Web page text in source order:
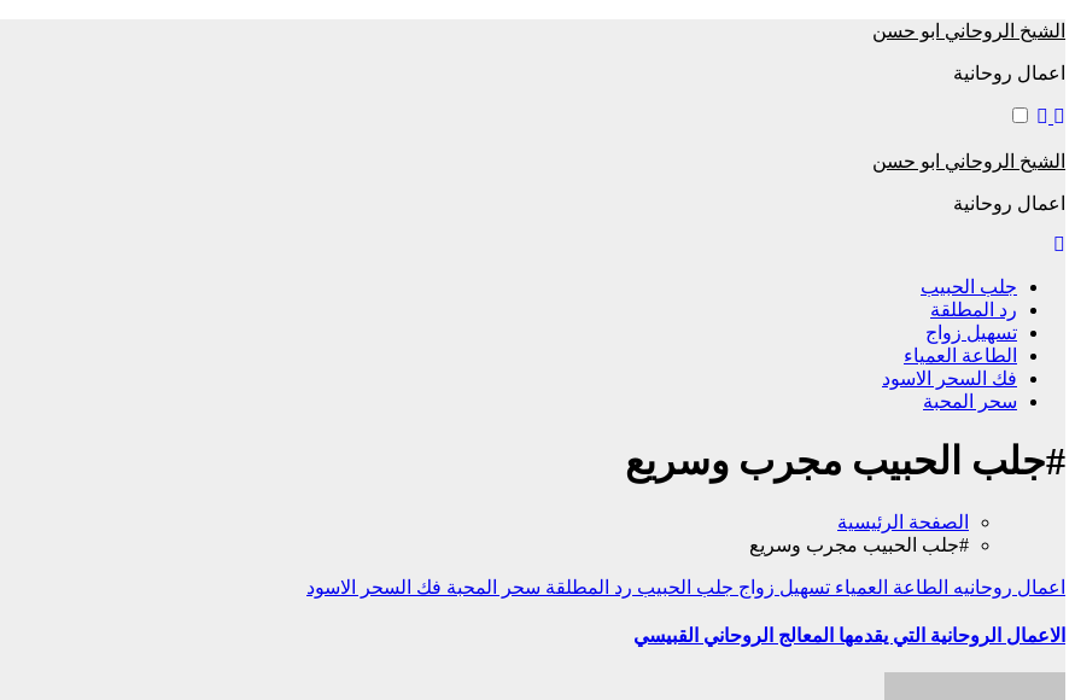
التجاوز
المحتوى
الشيخ الروحاني ابو حسن
اعمال روحانية
الشيخ الروحاني ابو حسن
اعمال روحانية
جلب الحبيب
رد المطلقة
تسهيل زواج
الطاعة العمياء
فك السحر الاسود
سحر المحبة
#جلب الحبيب مجرب وسريع
الصفحة الرئيسية
#جلب الحبيب مجرب وسريع
اعمال روحانيه الطاعة العمياء تسهيل زواج جلب الحبيب رد المطلقة سحر المحبة فك السحر الاسود
الاعمال الروحانية التي يقدمها المعالج الروحاني القبيسي